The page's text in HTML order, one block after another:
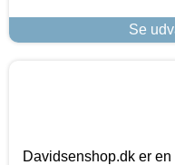
Se
Davidsenshop.dk er